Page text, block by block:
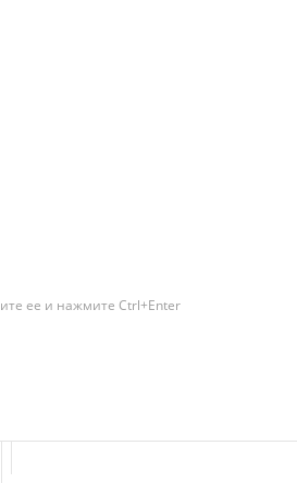
ее и нажмите Ctrl+Enter